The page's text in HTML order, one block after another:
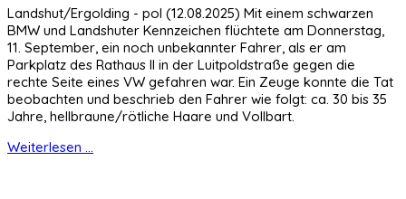
Landshut/Ergolding - pol (12.08.2025) Mit einem schwarzen
BMW und Landshuter Kennzeichen flüchtete am Donnerstag,
11. September, ein noch unbekannter Fahrer, als er am
Parkplatz des Rathaus II in der Luitpoldstraße gegen die
rechte Seite eines VW gefahren war. Ein Zeuge konnte die Tat
beobachten und beschrieb den Fahrer wie folgt: ca. 30 bis 35
Jahre, hellbraune/rötliche Haare und Vollbart.
Weiterlesen ...